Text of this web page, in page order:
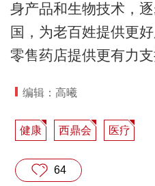
身产品和生物技术，
国，为老百姓提供更
零售药店提供更有力支
编辑：高曦
健康 西鼎会 医疗
64